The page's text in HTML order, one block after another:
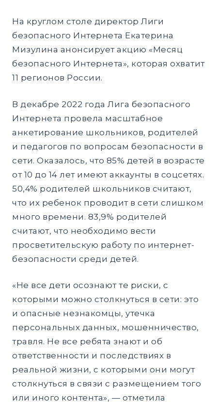
На круглом столе директор Лиги
безопасного Интернета Екатерина
Мизулина анонсирует акцию «Месяц
безопасного Интернета», которая охватит
11 регионов России.
В декабре 2022 года Лига безопасного
Интернета провела масштабное
анкетирование школьников, родителей
и педагогов по вопросам безопасности в
сети. Оказалось, что 85% детей в возрасте
от 10 до 14 лет имеют аккаунты в соцсетях.
50,4% родителей школьников считают,
что их ребенок проводит в сети слишком
много времени. 83,9% родителей
считают, что необходимо вести
просветительскую работу по интернет-
безопасности среди детей.
«Не все дети осознают те риски, с
которыми можно столкнуться в сети: это
и опасные незнакомцы, утечка
персональных данных, мошенничество,
травля. Не все ребята знают и об
ответственности и последствиях в
реальной жизни, с которыми они могут
столкнуться в связи с размещением того
или иного контента», — отметила